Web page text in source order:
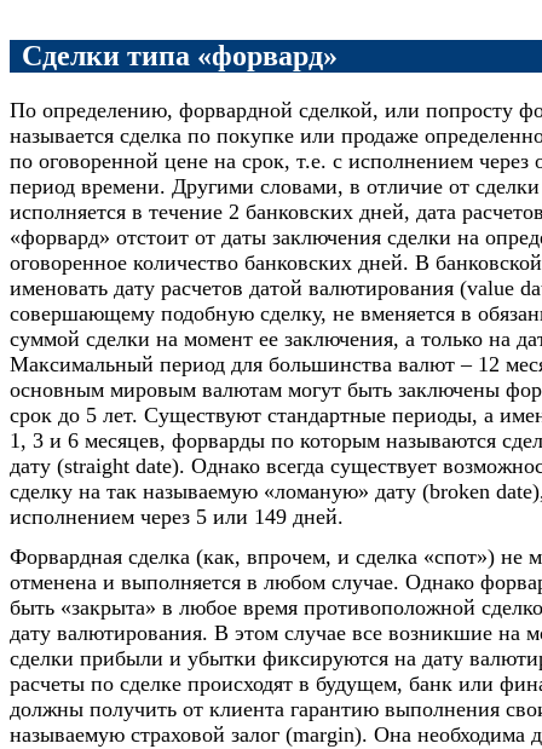
Сделки типа «форвард»
По определению, форвардной сделкой, или попросту
называется сделка по покупке или продаже
по оговоренной цене на срок, т.е. с исполнением через
период времени. Другими словами, в отличие от сделки
исполняется в течение 2 банковских дней, дата
«форвард» отстоит от даты заключения сделки на
оговоренное количество банковских дней. В
именовать дату расчетов датой валютирования (value
совершающему подобную сделку, не вменяется в
суммой сделки на момент ее заключения, а только на
Максимальный период для большинства валют – 12
основным мировым валютам могут быть заключены
срок до 5 лет. Существуют стандартные периоды, а
1, 3 и 6 месяцев, форварды по которым называются
дату (straight date). Однако всегда существует
сделку на так называемую «ломаную» дату (broken
исполнением через 5 или 149 дней.
Форвардная сделка (как, впрочем, и сделка «спот») не
отменена и выполняется в любом случае. Однако
быть «закрыта» в любое время противоположной
дату валютирования. В этом случае все возникшие на
сделки прибыли и убытки фиксируются на дату
расчеты по сделке происходят в будущем, банк или
должны получить от клиента гарантию выполнения
называемую страховой залог (margin). Она необходима